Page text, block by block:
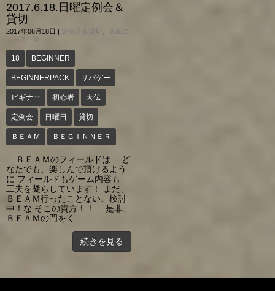
2017.6.18.日曜定例会＆
貸切
2017年06月18日 | 定例会＆貸切
最新ニ
ュース一覧
18 BEGINNER
BEGINNERPACK サバゲー
ビギナー 初心者 大仏
定例会 日曜日 貸切
ＢＥＡＭ ＢＥＧＩＮＮＥＲ
ＢＥＡＭのフィールドは ど
なたでも、楽しんで頂けるよう
に フィールドもゲーム内容も
工夫を凝らしています！ まだ、
ＢＥＡＭ行ったことない、検討
中！な そこの貴方！！ 是非、
ＢＥＡＭの門をく ...
続きを見る